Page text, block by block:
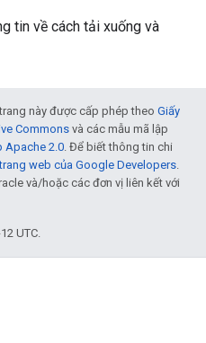
tin về cách tải xuống và
này được cấp phép theo Giấy
Commons và các mẫu mã lập
Apache 2.0 . Để biết thông tin chi
web của Google Developers
và/hoặc các đơn vị liên kết với
UTC.